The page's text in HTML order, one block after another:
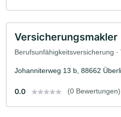
Versicherungsmakler
Berufsunfähigkeitsversicherung
Johanniterweg 13 b, 88662
0.0 (0 Bewertungen)